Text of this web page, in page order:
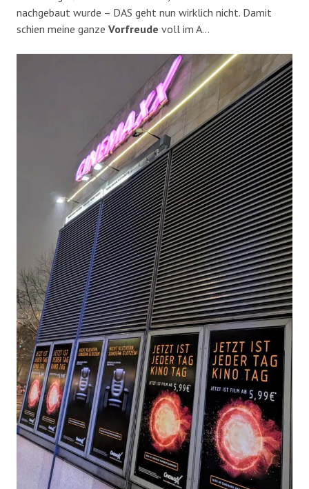
nachgebaut wurde – DAS geht nun wirklich nicht. Damit
schien meine ganze Vorfreude voll im A…